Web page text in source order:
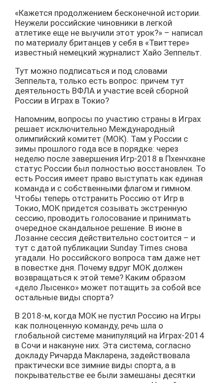
«Кажется продолжением бесконечной истории.
Неужели российские чиновники в легкой
атлетике еще не выучили этот урок?» – написал
по материалу британцев у себя в «Твиттере»
известный немецкий журналист Хайо Зеппельт.
Тут можно подписаться и под словами
Зеппельта, только есть вопрос: причем тут
деятельность ВФЛА и участие всей сборной
России в Играх в Токио?
Напомним, вопросы по участию страны в Играх
решает исключительно Международный
олимпийский комитет (МОК). Там у России с
зимы прошлого года все в порядке: через
неделю после завершения Игр-2018 в Пхенчхане
статус России был полностью восстановлен. То
есть Россия имеет право выступать как единая
команда и с собственными флагом и гимном.
Чтобы теперь отстранить Россию от Игр в
Токио, МОК придется созывать экстренную
сессию, проводить голосование и принимать
очередное скандальное решение. В июне в
Лозанне сессия действительно состоится – и
тут с датой публикации Sunday Times снова
угадали. Но российского вопроса там даже нет
в повестке дня. Почему вдруг МОК должен
возвращаться к этой теме? Каким образом
«дело Лысенко» может потащить за собой все
остальные виды спорта?
В 2018-м, когда МОК не пустил Россию на Игры
как полноценную команду, речь шла о
глобальной системе манипуляций на Играх-2014
в Сочи и накануне них. Эта система, согласно
докладу Ричарда Макларена, задействовала
практически все зимние виды спорта, а в
покрывательстве ее были замешаны десятки